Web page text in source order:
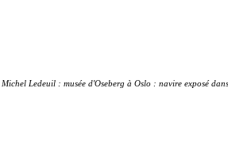
Michel Ledeuil : musée d'Oseberg à Oslo : navire exposé